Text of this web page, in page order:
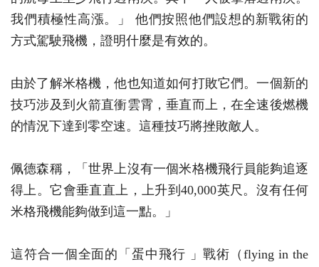
我們積極性高漲。」 他們按照他們設想的新戰術的
方式駕駛飛機，證明什麼是有效的。
由於了解米格機，他也知道如何打敗它們。一個新的
技巧涉及到火箭直衝雲霄，垂直而上，在全速後燃機
的情況下達到零空速。這種技巧將挫敗敵人。
佩德森稱，「世界上沒有一個米格機飛行員能夠追逐
得上。它會垂直直上，上升到40,000英尺。沒有任何
米格飛機能夠做到這一點。」
這符合一個全面的「蛋中飛行 」戰術（flying in the